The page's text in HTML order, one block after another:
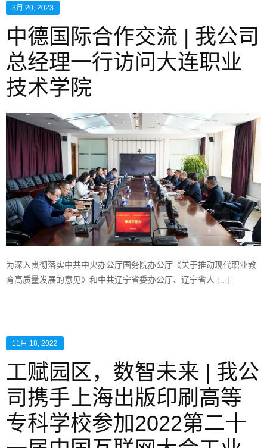
3月 20, 2023
中德国际合作交流 | 我公司
总经理一行访问大连职业
技术学院
为深入贯彻落实中共中央办公厅国务院办公厅《关于推动现代职业教
育高质量发展的意见》和中共辽宁省委办公厅、辽宁省人 […]
11月 18, 2022
工赋园区，数智未来 | 我公
司携手上海出版印刷高等
专科学校参加2022第二十